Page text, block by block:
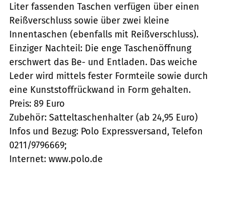
Liter fassenden Taschen verfügen über einen
Reißverschluss sowie über zwei kleine
Innentaschen (ebenfalls mit Reißverschluss).
Einziger Nachteil: Die enge Taschenöffnung
erschwert das Be- und Entladen. Das weiche
Leder wird mittels fester Formteile sowie durch
eine Kunststoffrückwand in Form gehalten.
Preis: 89 Euro
Zubehör: Satteltaschenhalter (ab 24,95 Euro)
Infos und Bezug: Polo Expressversand, Telefon
0211/9796669;
Internet: www.polo.de